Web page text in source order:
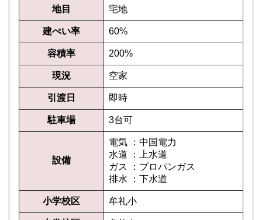
地目 宅地
建ぺい率 60%
容積率 200%
現況 空家
引渡日 即時
駐車場 3台可
設備
電気 ：中国電力
水道 ：上水道
ガス ：プロパンガス
排水 ：下水道
小学校区 牟礼小